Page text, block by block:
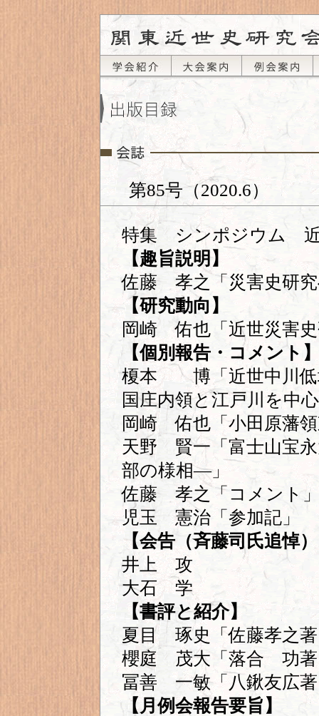
第85号（2020.6）
特集 シンポジウム 近
【趣旨説明】
佐藤 孝之「災害史研
【研究動向】
岡崎 佑也「近世災害
【個別報告・コメント
榎本 博「近世中川
国庄内領と江戸川を中
岡崎 佑也「小田原藩
天野 賢一「富士山宝
部の様相―」
佐藤 孝之「コメント
児玉 憲治「参加記」
【会告（斉藤司氏追悼
井上 攻
大石 学
【書評と紹介】
夏目 琢史「佐藤孝之著
櫻庭 茂大「落合 功著
冨善 一敏「八鍬友広
【月例会報告要旨】